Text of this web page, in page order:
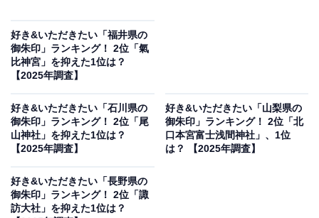
好き&いただきたい「福井県の
御朱印」ランキング！ 2位「氣
比神宮」を抑えた1位は？
【2025年調査】
好き&いただきたい「石川県の
御朱印」ランキング！ 2位「尾
山神社」を抑えた1位は？
【2025年調査】
好き&いただきたい「山梨県の
御朱印」ランキング！ 2位「北
口本宮富士浅間神社」、1位
は？ 【2025年調査】
好き&いただきたい「長野県の
御朱印」ランキング！ 2位「諏
訪大社」を抑えた1位は？